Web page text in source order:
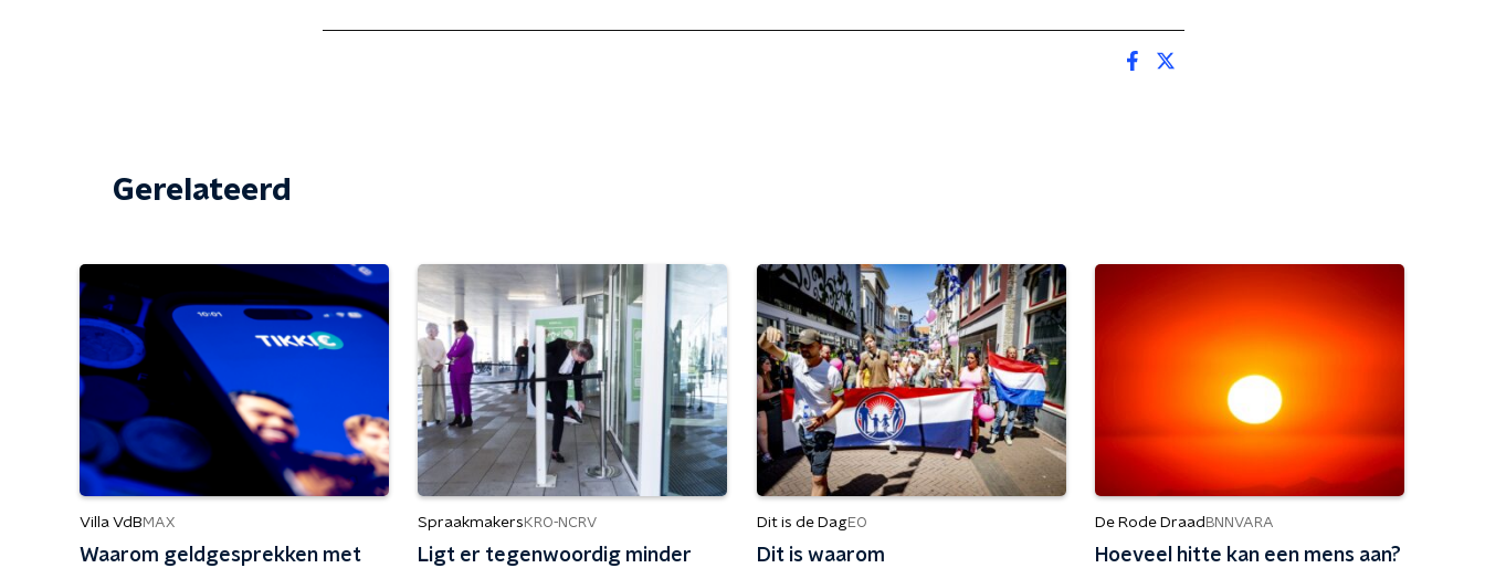
Gerelateerd
Villa VdB MAX
Waarom geldgesprekken met
Spraakmakers KRO-NCRV
Ligt er tegenwoordig minder
Dit is de DagEO
Dit is waarom
De Rode Draad BNNVARA
Hoeveel hitte kan een mens aan?